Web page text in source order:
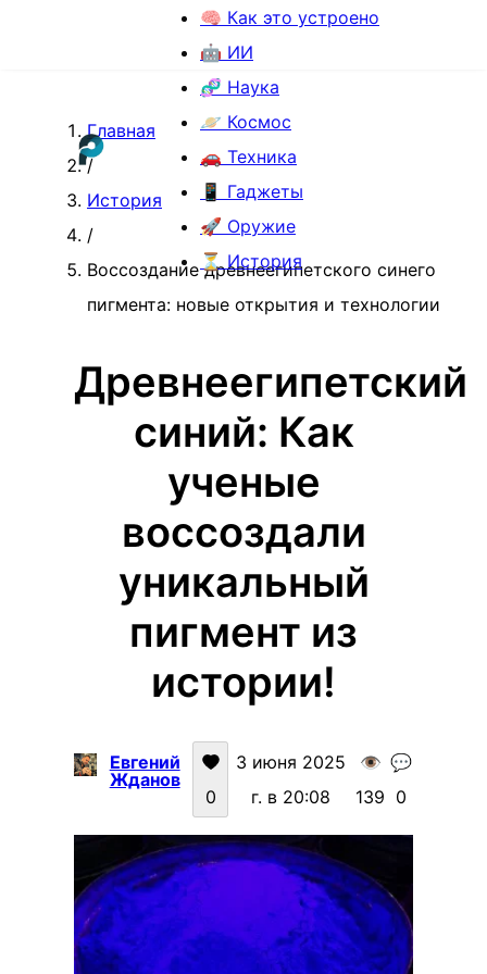
🧠 Как это устроено
🤖 ИИ
🧬 Наука
🪐 Космос
🚗 Техника
📱 Гаджеты
🚀 Оружие
⏳ История
Главная
/
История
/
Воссоздание древнеегипетского синего
пигмента: новые открытия и технологии
Древнеегипетский
синий: Как
ученые
воссоздали
уникальный
пигмент из
истории!
Евгений
Жданов
0
3 июня 2025
г. в 20:08
👁️
139
💬
0